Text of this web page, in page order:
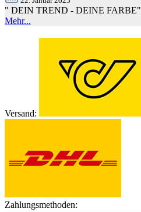
" DEIN TREND - DEINE FARBE"
Mehr...
Versand:
Zahlungsmethoden: